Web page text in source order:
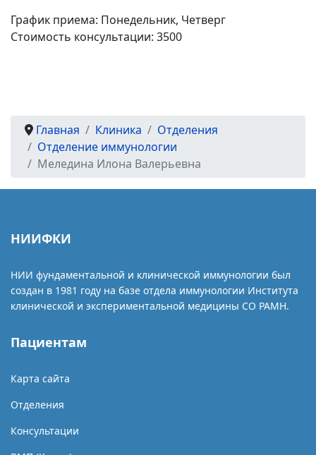
График приема: Понедельник, Четверг
Стоимость консультации: 3500
Главная Клиника
Отделения
Отделение иммунологии
Меледина Илона Валерьевна
НИИФКИ
НИИ фундаментальной и клинической иммунологии был
создан в 1981 году на базе отдела иммунологии Института
клинической и экспериментальной медицины СО РАМН.
Пациентам
Карта сайта
Отделения
Консультации